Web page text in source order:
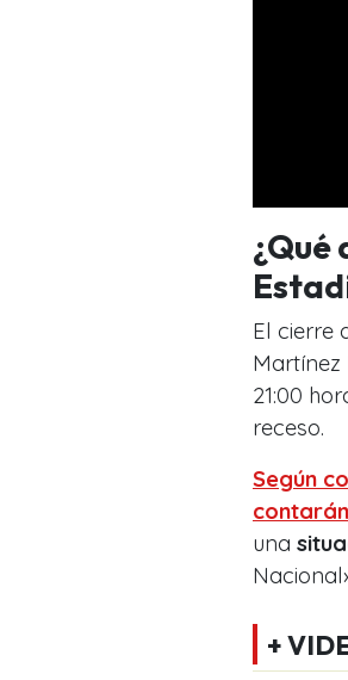
¿Qué
El cierre
Martínez
21:00
receso.
Según
una
+